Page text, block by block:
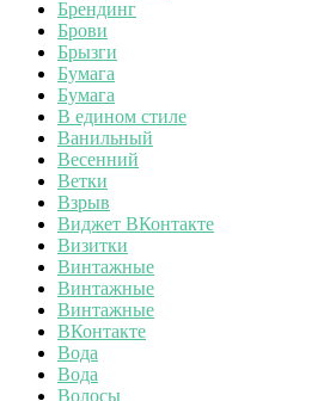
Брендинг
Брови
Брызги
Бумага
Бумага
В едином стиле
Ванильный
Весенний
Ветки
Взрыв
Виджет ВКонтакте
Визитки
Винтажные
Винтажные
Винтажные
ВКонтакте
Вода
Вода
Волосы